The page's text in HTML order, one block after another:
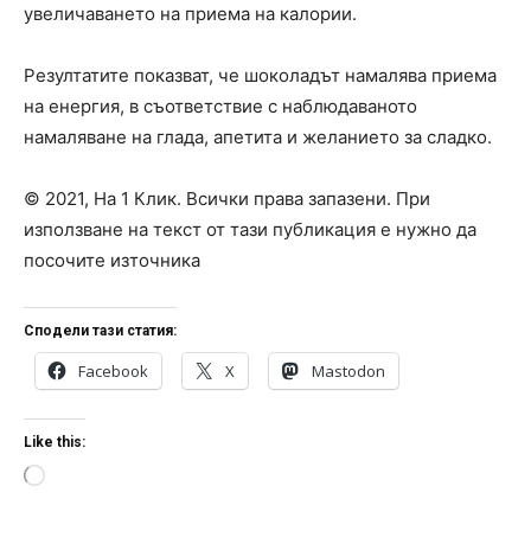
увеличаването на приема на калории.
Резултатите показват, че шоколадът намалява приема
на енергия, в съответствие с наблюдаваното
намаляване на глада, апетита и желанието за сладко.
© 2021, На 1 Клик. Всички права запазени. При
използване на текст от тази публикация е нужно да
посочите източника
Сподели тази статия:
Facebook X Mastodon
Like this:
L